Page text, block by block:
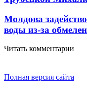
Молдова
воды из-за
Читать комментарии
Полная версия сайта